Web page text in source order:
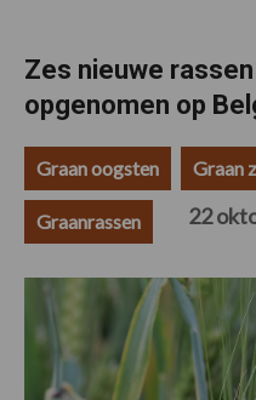
Zes nieuwe
opgenomen op
Graan oogsten Graan
Graanrassen 22